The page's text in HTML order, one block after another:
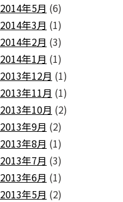
2014年5月 (6)
2014年3月 (1)
2014年2月 (3)
2014年1月 (1)
2013年12月 (1)
2013年11月 (1)
2013年10月 (2)
2013年9月 (2)
2013年8月 (1)
2013年7月 (3)
2013年6月 (1)
2013年5月 (2)